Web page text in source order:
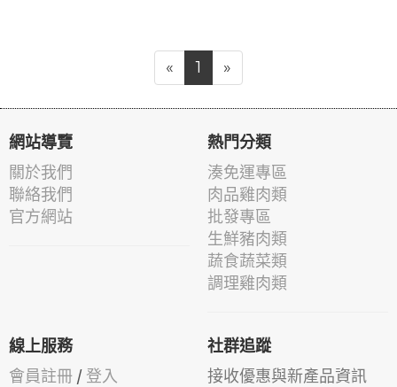
« 1 »
網站導覽
關於我們
聯絡我們
官方網站
熱門分類
湊免運專區
肉品雞肉類
批發專區
生鮮豬肉類
蔬食蔬菜類
調理雞肉類
線上服務
會員註冊 / 登入
社群追蹤
接收優惠與新產品資訊